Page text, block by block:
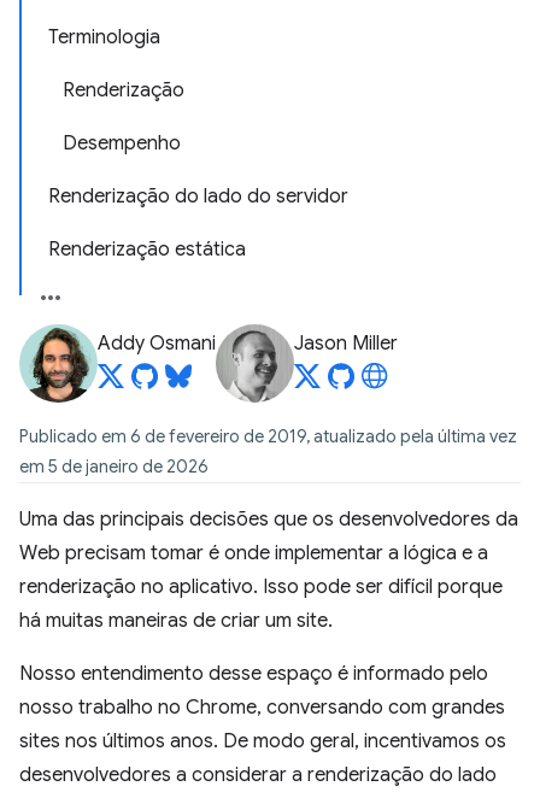
Terminologia
Renderização
Desempenho
Renderização do lado do servidor
Renderização estática
Addy Osmani Jason Miller
Publicado em 6 de fevereiro de 2019, atualizado pela última vez
em 5 de janeiro de 2026
Uma das principais decisões que os desenvolvedores da
Web precisam tomar é onde implementar a lógica e a
renderização no aplicativo. Isso pode ser difícil porque
há muitas maneiras de criar um site.
Nosso entendimento desse espaço é informado pelo
nosso trabalho no Chrome, conversando com grandes
sites nos últimos anos. De modo geral, incentivamos os
desenvolvedores a considerar a renderização do lado